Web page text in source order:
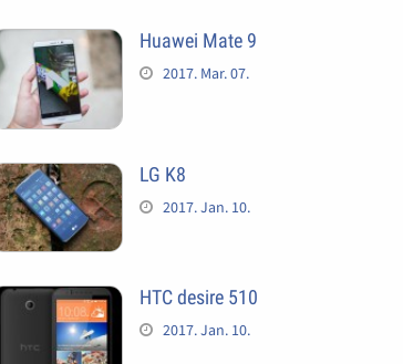
Huawei Mate 9
2017. Mar. 07.
LG K8
2017. Jan. 10.
HTC desire 510
2017. Jan. 10.